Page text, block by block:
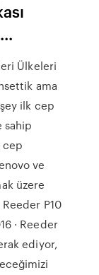
Ülkeleri
ama
ilk cep
sahip
cep
ve
üzere
P10
· Reeder
ediyor,